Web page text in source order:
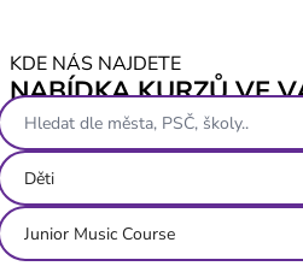
KDE NÁS NAJDETE
NABÍDKA KURZŮ VE
Děti
Junior Music Course